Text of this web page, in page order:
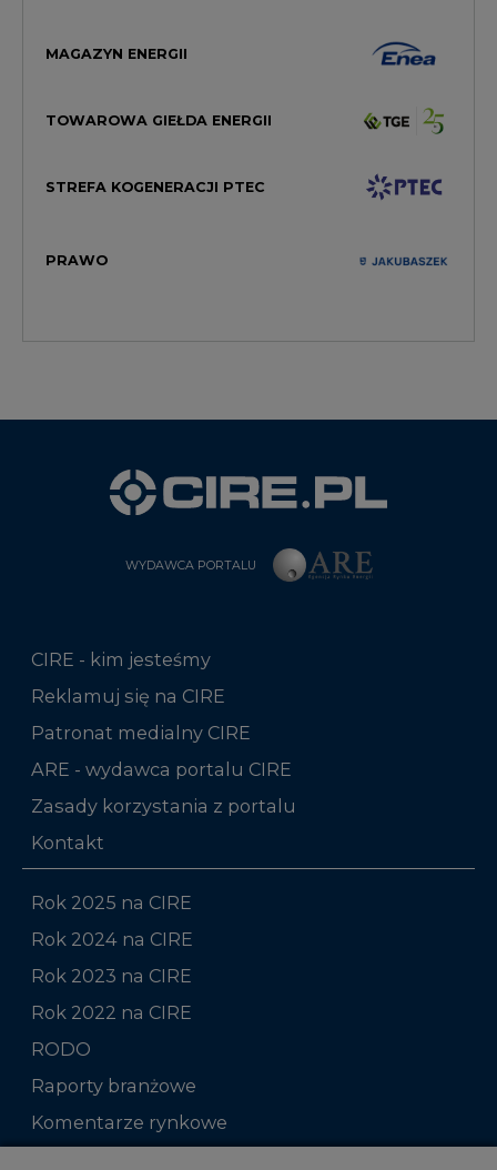
MAGAZYN ENERGII
TOWAROWA GIEŁDA ENERGII
STREFA KOGENERACJI PTEC
PRAWO
WYDAWCA PORTALU
CIRE - kim jesteśmy
Reklamuj się na CIRE
Patronat medialny CIRE
ARE - wydawca portalu CIRE
Zasady korzystania z portalu
Kontakt
Rok 2025 na CIRE
Rok 2024 na CIRE
Rok 2023 na CIRE
Rok 2022 na CIRE
RODO
Raporty branżowe
Komentarze rynkowe